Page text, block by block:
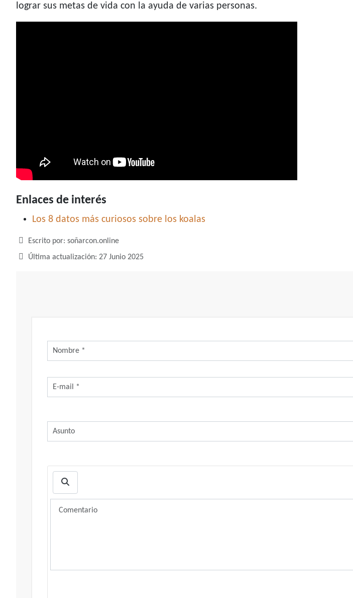
lograr sus metas de vida con la ayuda de varias personas.
Enlaces de interés
Los 8 datos más curiosos sobre los koalas
Detalles
Escrito por: soñarcon.online
Última actualización: 27 Junio 2025